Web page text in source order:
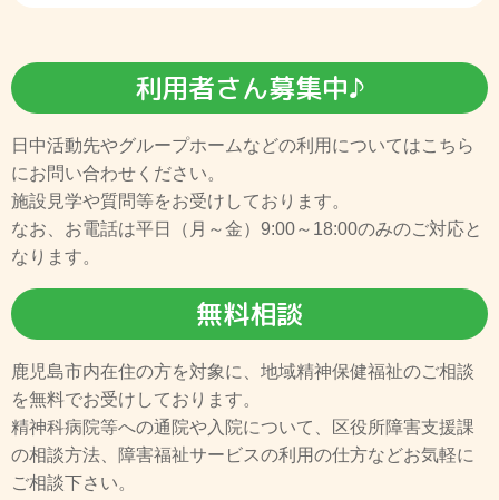
利用者さん募集中♪
日中活動先やグループホームなどの利用についてはこちら
にお問い合わせください。
施設見学や質問等をお受けしております。
なお、お電話は平日（月～金）9:00～18:00のみのご対応と
なります。
無料相談
鹿児島市内在住の方を対象に、地域精神保健福祉のご相談
を無料でお受けしております。
精神科病院等への通院や入院について、区役所障害支援課
の相談方法、障害福祉サービスの利用の仕方などお気軽に
ご相談下さい。